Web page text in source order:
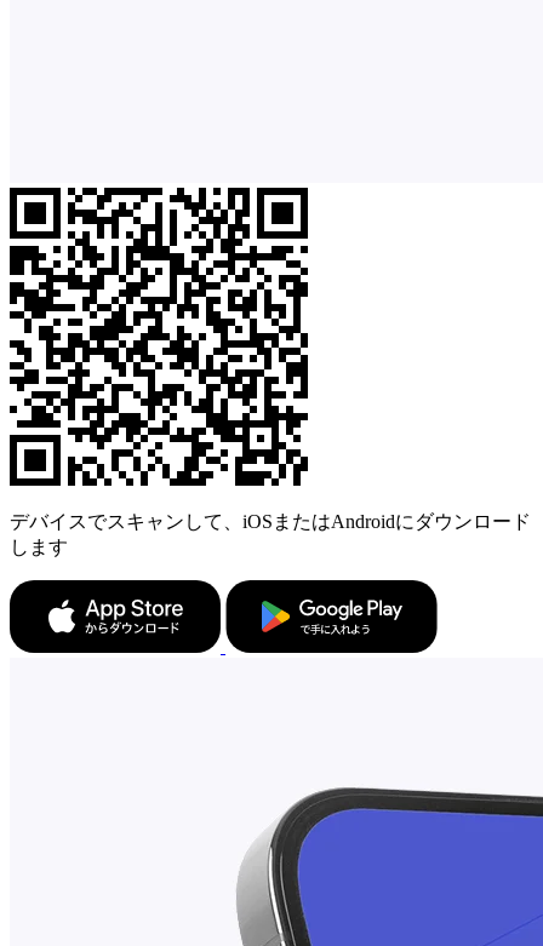
デバイスでスキャンして、iOSまたはAndroidにダウンロード
します